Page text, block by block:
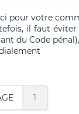
pour votre
il faut
du Code
1